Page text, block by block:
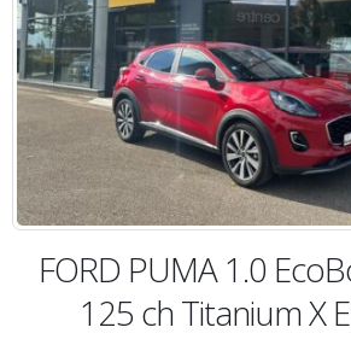
FORD PUMA 1.0
125 ch Titanium X